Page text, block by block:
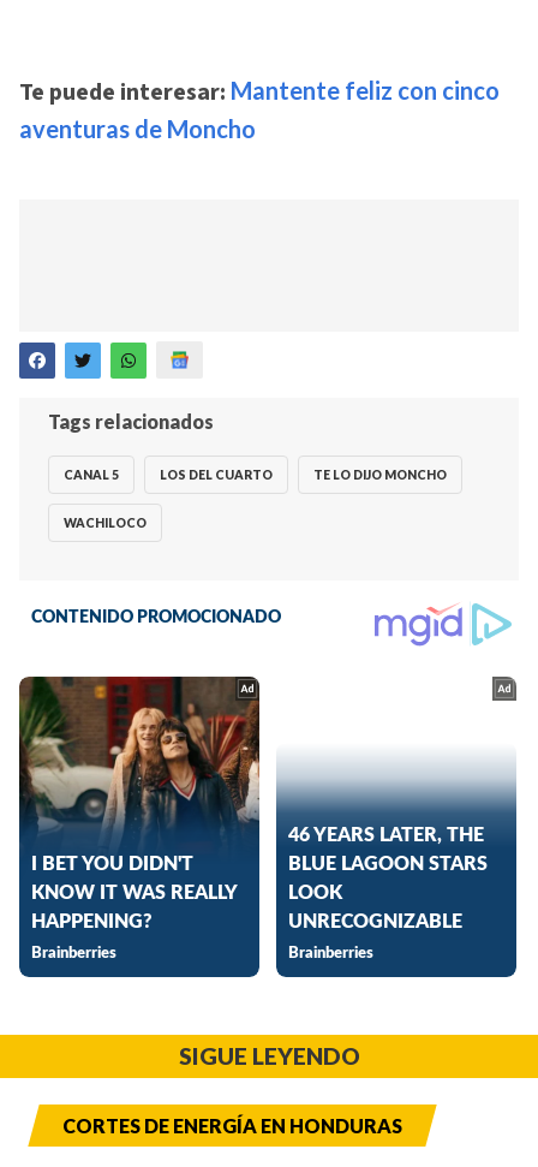
Te puede interesar: Mantente feliz con cinco
aventuras de Moncho
Tags relacionados
CANAL 5 LOS DEL CUARTO TE LO DIJO MONCHO
WACHILOCO
SIGUE LEYENDO
CORTES DE ENERGÍA EN HONDURAS